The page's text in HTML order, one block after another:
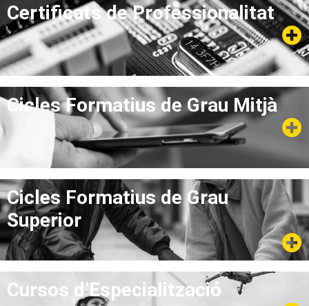
Certificats de Professionalitat
Cicles Formatius de Grau Mitjà
Cicles Formatius de Grau
Superior
Cursos d’Especialització